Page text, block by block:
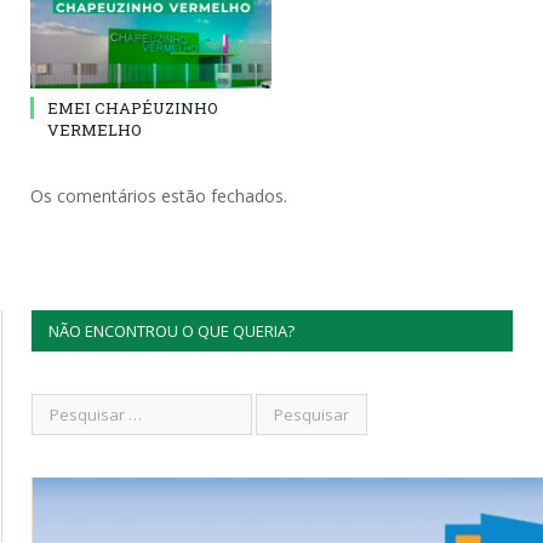
EMEI CHAPÉUZINHO
VERMELHO
Os comentários estão fechados.
NÃO ENCONTROU O QUE QUERIA?